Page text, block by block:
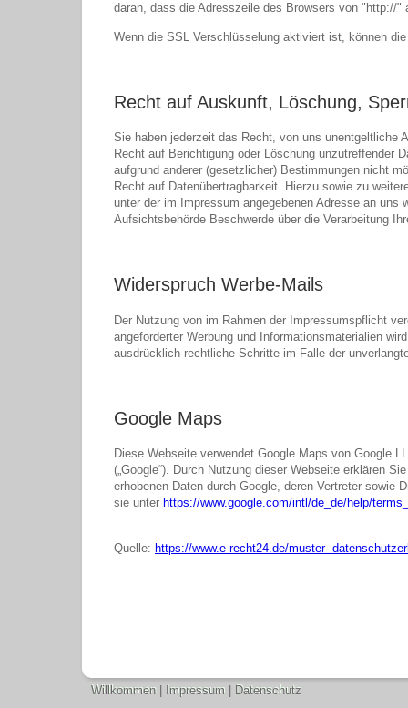
daran, dass die Adresszeile des Browsers von "http://
Wenn die SSL Verschlüsselung aktiviert ist, können
Recht auf Auskunft, Löschung,
Sie haben jederzeit das Recht, von uns unentgeltliche
Recht auf Berichtigung oder Löschung unzutreffender
aufgrund anderer (gesetzlicher) Bestimmungen nicht
Recht auf Datenübertragbarkeit. Hierzu sowie zu
unter der im Impressum angegebenen Adresse an
Aufsichtsbehörde Beschwerde über die Verarbeitung
Widerspruch Werbe-Mails
Der Nutzung von im Rahmen der Impressumspflicht
angeforderter Werbung und Informationsmaterialien
ausdrücklich rechtliche Schritte im Falle der
Google Maps
Diese Webseite verwendet Google Maps von Google
(„Google“). Durch Nutzung dieser Webseite erklären
erhobenen Daten durch Google, deren Vertreter sowie
sie unter https://www.google.com/intl/de_de/help/
Quelle: https://www.e-recht24.de/muster-
Willkommen Impressum Datenschutz